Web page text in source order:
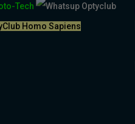
Tech
Homo Sapiens